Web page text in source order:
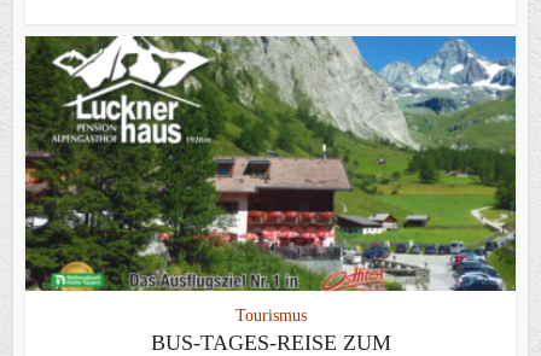
Tourismus
BUS-TAGES-REISE ZUM